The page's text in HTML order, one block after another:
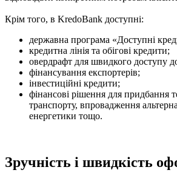
Крім того, в KredoBank доступні:
державна програма «Доступні
кредитна лінія та обігові кредити;
овердрафт для швидкого доступу
фінансування експортерів;
інвестиційні кредити;
фінансові рішення для придбання
транспорту, впровадження
енергетики тощо.
Зручність і швидкість